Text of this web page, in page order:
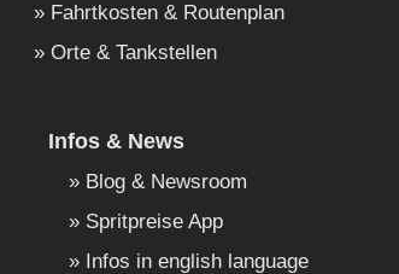
Fahrtkosten & Routenplan
Orte & Tankstellen
Infos & News
Blog & Newsroom
Spritpreise App
Infos in english language